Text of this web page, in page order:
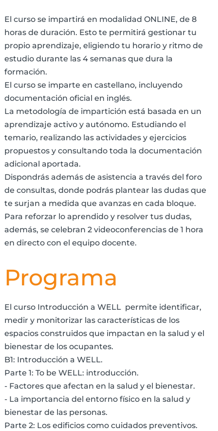
El curso se impartirá en modalidad ONLINE, de 8
horas de duración. Esto te permitirá gestionar tu
propio aprendizaje, eligiendo tu horario y ritmo de
estudio durante las 4 semanas que dura la
formación.
El curso se imparte en castellano, incluyendo
documentación oficial en inglés.
La metodología de impartición está basada en un
aprendizaje activo y autónomo. Estudiando el
temario, realizando las actividades y ejercicios
propuestos y consultando toda la documentación
adicional aportada.
Dispondrás además de asistencia a través del foro
de consultas, donde podrás plantear las dudas que
te surjan a medida que avanzas en cada bloque.
Para reforzar lo aprendido y resolver tus dudas,
además, se celebran 2 videoconferencias de 1 hora
en directo con el equipo docente.
Programa
El curso Introducción a WELL permite identificar,
medir y monitorizar las características de los
espacios construidos que impactan en la salud y el
bienestar de los ocupantes.
B1: Introducción a WELL.
Parte 1: To be WELL: introducción.
- Factores que afectan en la salud y el bienestar.
- La importancia del entorno físico en la salud y
bienestar de las personas.
Parte 2: Los edificios como cuidados preventivos.